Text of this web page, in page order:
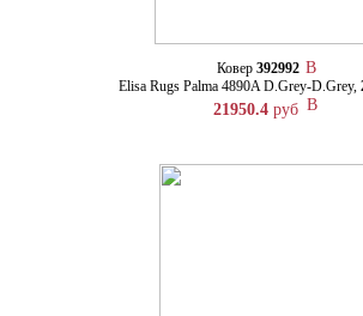
Ковер 392992
Elisa Rugs Palma 4890A D.Grey-D.Grey,
21950.4руб